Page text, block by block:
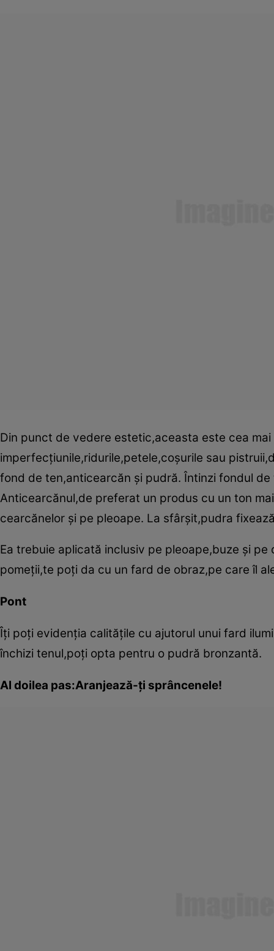
Din punct de vedere estetic,aceasta este cea
imperfecţiunile,ridurile,petele,coşurile sau
fond de ten,anticearcăn şi pudră. Întinzi fondul
Anticearcănul,de preferat un produs cu un ton
cearcănelor şi pe pleoape. La sfârşit,pudra
Ea trebuie aplicată inclusiv pe pleoape,buze şi
pomeţii,te poţi da cu un fard de obraz,pe care îl
Pont
Îţi poţi evidenţia calităţile cu ajutorul unui fard
închizi tenul,poţi opta pentru o pudră bronzantă.
Al doilea pas:Aranjează-ţi sprâncenele!